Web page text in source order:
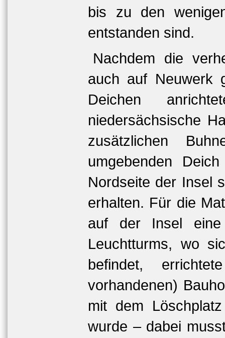
bis zu den
entstanden sind.
Nachdem die
auch auf Neuwerk
Deichen
niedersächsische
zusätzlichen
umgebenden
Nordseite der Insel
erhalten. Für die
auf der Insel eine
Leuchtturms, wo
befindet,
vorhandenen)
mit dem
wurde – dabei